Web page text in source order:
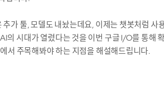
가 툴, 모델도 내놨는데요, 이제는 챗봇처럼
의 시대가 열렸다는 것을 이번 구글 I/O를 통해
서 주목해봐야 하는 지점을 해설해드립니다.